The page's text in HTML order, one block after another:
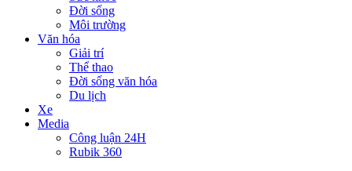
Đời sống
Môi trường
Văn hóa
Giải trí
Thể thao
Đời sống văn hóa
Du lịch
Xe
Media
Công luận 24H
Rubik 360